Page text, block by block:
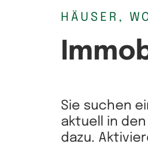
HÄUSER,
Sie suchen
aktuell in
dazu.